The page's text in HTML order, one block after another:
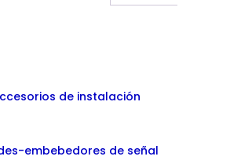
de instalación
embebedores de señal